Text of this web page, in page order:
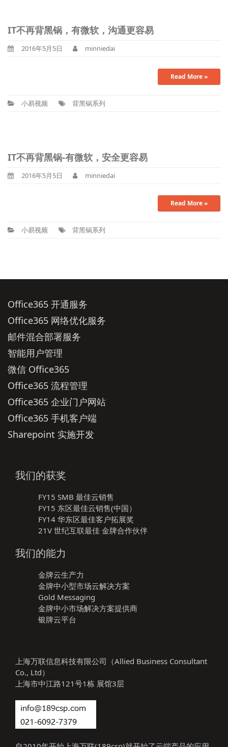
IT不再背黑锅，有微软，沟通更容易
2016年5月5日 minniedai
Read More »
小易视频 背黑锅系列
IT不再背黑锅-有微软，安全更容易
2016年5月5日 minniedai
Read More »
小易视频 背黑锅系列
Office365 开通服务
Office365 网络优化服务
邮件混合部署服务
智能用户管理
微信 Office365
Office365 流程管理
Office365 企业门户网站
Office365 手机客户端
Sharepoint 实施开发
我们的获奖
FY15 SMB 最佳云销售
FY15 东区最佳云销售(中国）
FY14 华东区最佳客户拓展奖
21V 世纪互联最佳 金牌合作伙伴
我们的能力
金牌云生产力
金牌中小型市场云解决方案
Gold Messaging
金牌中小市场解决方案提供商
银牌云平台
上海万联信息科技有限公司（Allied Business Consultant
Co., Ltd）
上海市中江路121号1栋 展馆3层